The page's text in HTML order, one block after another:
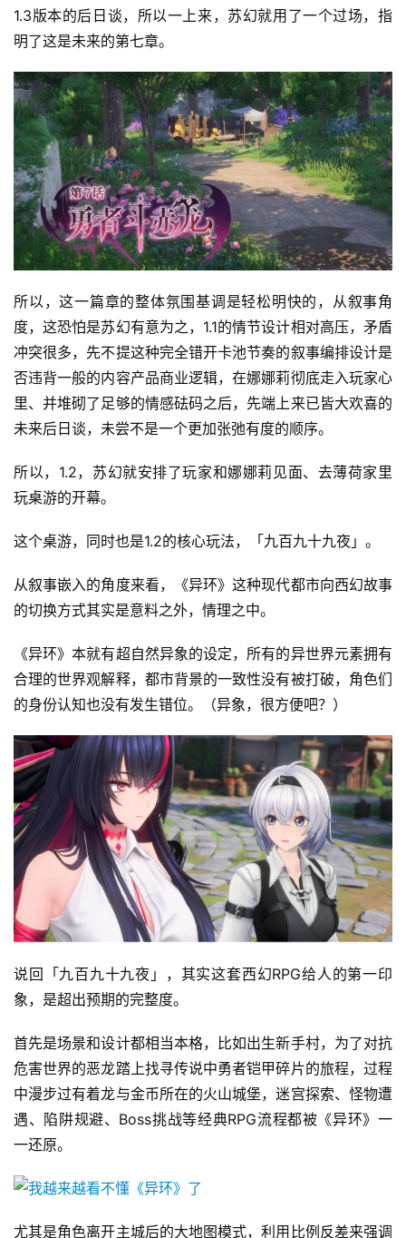
1.3版本的后日谈，所以一上来，苏幻就用了一个过场，指
明了这是未来的第七章。
所以，这一篇章的整体氛围基调是轻松明快的，从叙事角
度，这恐怕是苏幻有意为之，1.1的情节设计相对高压，矛盾
冲突很多，先不提这种完全错开卡池节奏的叙事编排设计是
否违背一般的内容产品商业逻辑，在娜娜莉彻底走入玩家心
里、并堆砌了足够的情感砝码之后，先端上来已皆大欢喜的
未来后日谈，未尝不是一个更加张弛有度的顺序。
所以，1.2，苏幻就安排了玩家和娜娜莉见面、去薄荷家里
玩桌游的开幕。
这个桌游，同时也是1.2的核心玩法，「九百九十九夜」。
从叙事嵌入的角度来看，《异环》这种现代都市向西幻故事
的切换方式其实是意料之外，情理之中。
《异环》本就有超自然异象的设定，所有的异世界元素拥有
合理的世界观解释，都市背景的一致性没有被打破，角色们
的身份认知也没有发生错位。（异象，很方便吧？）
说回「九百九十九夜」，其实这套西幻RPG给人的第一印
象，是超出预期的完整度。
首先是场景和设计都相当本格，比如出生新手村，为了对抗
危害世界的恶龙踏上找寻传说中勇者铠甲碎片的旅程，过程
中漫步过有着龙与金币所在的火山城堡，迷宫探索、怪物遭
遇、陷阱规避、Boss挑战等经典RPG流程都被《异环》一
一还原。
尤其是角色离开主城后的大地图模式，利用比例反差来强调